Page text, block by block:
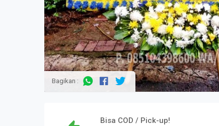
Bagikan :
Bisa COD / Pick-up!